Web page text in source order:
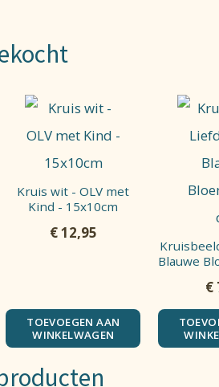
Kruis wit - OLV met
Kind - 15x10cm
€12,95
TOEVOEGEN AAN
WINKELWAGEN
Blauwe
€